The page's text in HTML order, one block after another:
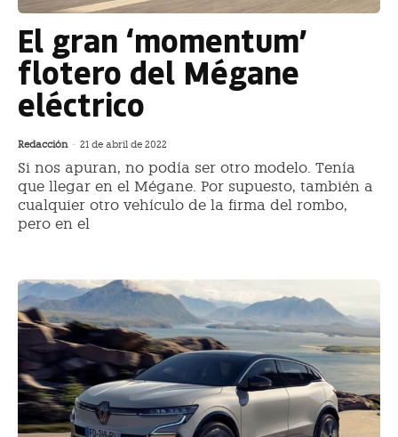
El gran ‘momentum’
flotero del Mégane
eléctrico
Redacción - 21 de abril de 2022
Si nos apuran, no podía ser otro modelo. Tenía
que llegar en el Mégane. Por supuesto, también a
cualquier otro vehículo de la firma del rombo,
pero en el